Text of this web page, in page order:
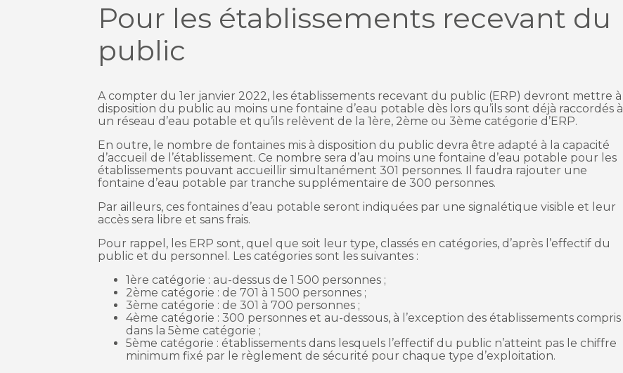
Pour les établissements recevant du
public
A compter du 1er janvier 2022, les établissements recevant du public (ERP) devront mettre à
disposition du public au moins une fontaine d’eau potable dès lors qu’ils sont déjà raccordés à
un réseau d’eau potable et qu’ils relèvent de la 1ère, 2ème ou 3ème catégorie d’ERP.
En outre, le nombre de fontaines mis à disposition du public devra être adapté à la capacité
d’accueil de l’établissement. Ce nombre sera d’au moins une fontaine d’eau potable pour les
établissements pouvant accueillir simultanément 301 personnes. Il faudra rajouter une
fontaine d’eau potable par tranche supplémentaire de 300 personnes.
Par ailleurs, ces fontaines d’eau potable seront indiquées par une signalétique visible et leur
accès sera libre et sans frais.
Pour rappel, les ERP sont, quel que soit leur type, classés en catégories, d’après l’effectif du
public et du personnel. Les catégories sont les suivantes :
1ère catégorie : au-dessus de 1 500 personnes ;
2ème catégorie : de 701 à 1 500 personnes ;
3ème catégorie : de 301 à 700 personnes ;
4ème catégorie : 300 personnes et au-dessous, à l’exception des établissements compris
dans la 5ème catégorie ;
5ème catégorie : établissements dans lesquels l’effectif du public n’atteint pas le chiffre
minimum fixé par le règlement de sécurité pour chaque type d’exploitation.